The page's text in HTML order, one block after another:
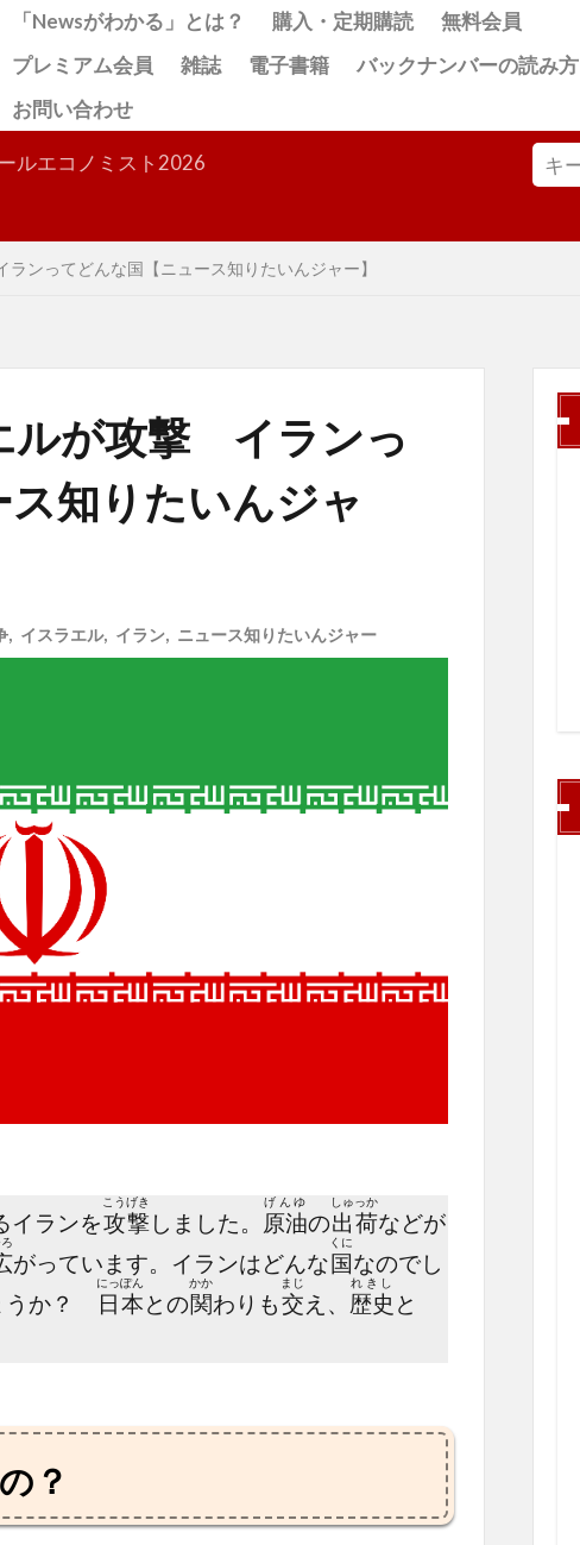
「Newsがわかる」とは？ 購入・定期購読
無料会員
プレミアム会員
雑誌 電子書籍
バックナンバーの読み方
お問い合わせ
ルエコノミスト2026
ンってどんな国【ニュース知りたいんジャー】
ルが攻撃 イランっ
知りたいんジャ
, イスラエル, イラン, ニュース知りたいんジャー
イランを攻撃
こうげき
しました。 原油
げんゆ
の出荷
しゅっか
などが
がっています。イランはどんな国
くに
なのでし
うか？ 日本
にっぽん
との関
かか
わりも交
まじ
え、 歴史
れきし
と
？
検索